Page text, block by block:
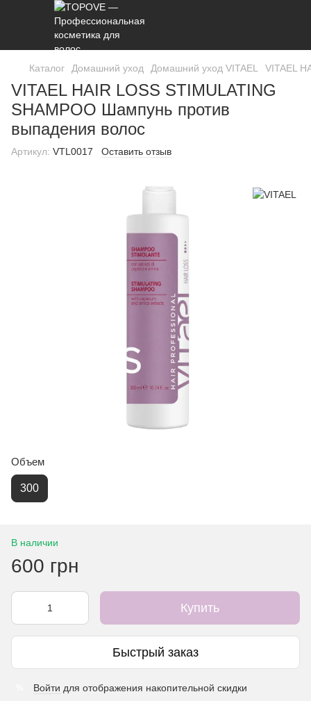
Каталог Домашний уход Домашний уход VITAEL VITAEL
VITAEL HAIR LOSS STIMULATING
SHAMPOO Шампунь против
выпадения волос
Артикул: VTL0017 Оставить отзыв
Объем
300
В наличии
600 грн
Купить
Быстрый заказ
Войти для отображения накопительной скидки